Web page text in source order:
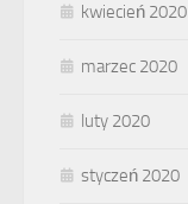
kwiecień 2020
marzec 2020
luty 2020
styczeń 2020